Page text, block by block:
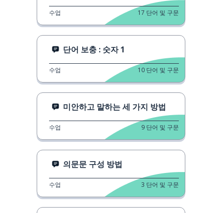
수업 17 단어 및 구문
단어 보충 : 숫자 1
수업 10 단어 및 구문
미안하고 말하는 세 가지 방법
수업 9 단어 및 구문
의문문 구성 방법
수업 3 단어 및 구문